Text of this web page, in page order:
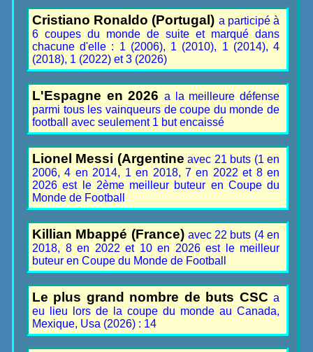
Cristiano Ronaldo (Portugal) a participé à
6 coupes du monde de suite et marqué dans
chacune d'elle : 1 (2006), 1 (2010), 1 (2014), 4
(2018), 1 (2022) et 3 (2026)
L'Espagne en 2026a la meilleure défense
parmi tous les vainqueurs de coupe du monde de
football avec seulement 1 but encaissé
Lionel Messi (Argentine avec 21 buts (1 en
2006, 4 en 2014, 1 en 2018, 7 en 2022 et 8 en
2026 est le 2ème meilleur buteur en Coupe du
Monde de Football
Killian Mbappé (France) avec 22 buts (4 en
2018, 8 en 2022 et 10 en 2026 est le meilleur
buteur en Coupe du Monde de Football
Le plus grand nombre de buts CSCa
eu lieu lors de la coupe du monde au Canada,
Mexique, Usa (2026) : 14